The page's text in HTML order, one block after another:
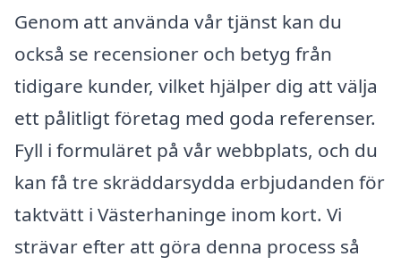
Genom att använda vår tjänst kan du
också se recensioner och betyg från
tidigare kunder, vilket hjälper dig att välja
ett pålitligt företag med goda referenser.
Fyll i formuläret på vår webbplats, och du
kan få tre skräddarsydda erbjudanden för
taktvätt i Västerhaninge inom kort. Vi
strävar efter att göra denna process så